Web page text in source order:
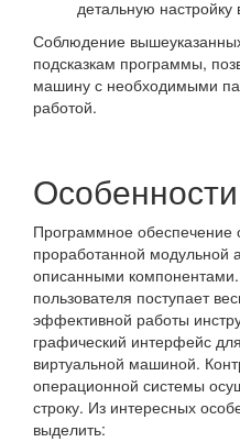
детальную настройку
Соблюдение
подсказкам программы,
машину с необходимыми
работой.
Особенности
Программное обеспечение
проработанной модульной
описанными
пользователя поступает
эффективной работы
графический интерфейс
виртуальной машиной.
операционной системы
строку. Из интересных
выделить: